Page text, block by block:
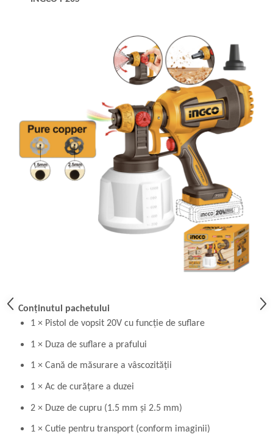
Conținutul pachetului
1 × Pistol de vopsit 20V cu funcție de suflare
1 × Duza de suflare a prafului
1 × Cană de măsurare a vâscozității
1 × Ac de curățare a duzei
2 × Duze de cupru (1.5 mm și 2.5 mm)
1 × Cutie pentru transport (conform imaginii)